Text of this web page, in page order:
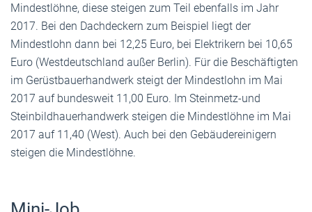
Mindestlöhne, diese steigen zum Teil ebenfalls im Jahr
2017. Bei den Dachdeckern zum Beispiel liegt der
Mindestlohn dann bei 12,25 Euro, bei Elektrikern bei 10,65
Euro (Westdeutschland außer Berlin). Für die Beschäftigten
im Gerüstbauerhandwerk steigt der Mindestlohn im Mai
2017 auf bundesweit 11,00 Euro. Im Steinmetz-und
Steinbildhauerhandwerk steigen die Mindestlöhne im Mai
2017 auf 11,40 (West). Auch bei den Gebäudereinigern
steigen die Mindestlöhne.